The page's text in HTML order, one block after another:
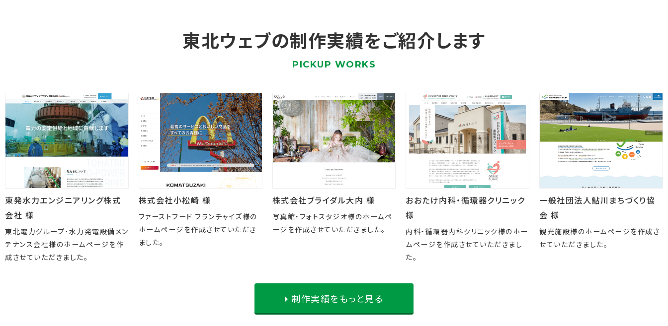
東北ウェブの制作実績をご紹介します
PICKUP WORKS
東発水力エンジニアリング株式
会社 様
東北電力グループ･水力発電設備メン
テナンス会社様のホームページを作
成させていただきました。
株式会社小松崎 様
ファーストフード フランチャイズ様の
ホームページを作成させていただき
ました。
株式会社ブライダル大内 様
写真館・フォトスタジオ様のホームペ
ージを作成させていただきました。
おおたけ内科・循環器クリニック
様
内科・循環器内科クリニック様のホー
ムページを作成させていただきまし
た。
一般社団法人鮎川まちづくり協
会 様
観光施設様のホームページを作成さ
せていただきました。
制作実績をもっと見る